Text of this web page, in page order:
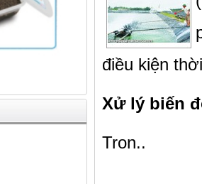
điều kiện
Xử lý biến
Tron..